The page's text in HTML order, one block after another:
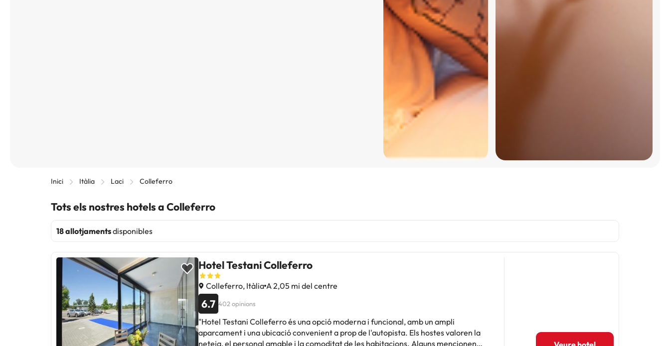
Inici Itàlia Laci Colleferro
Tots els nostres hotels a Colleferro
18 allotjamentsdisponibles
Hotel Testani Colleferro
Colleferro, Itàlia A 2,05 mi del centre
6.7 402 opinions
"Hotel Testani Colleferro és una opció moderna i funcional, amb un ampli
aparcament i una ubicació convenient a prop de l'autopista. Els hostes valoren la
neteja, el personal amable i la comoditat de les habitacions. Alguns mencionen